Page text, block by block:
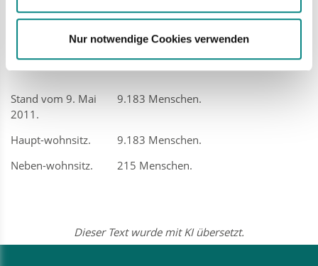
Nur notwendige Cookies verwenden
Prozent.
Andere Flächen.
5 Hektar. Das sind 0,1
Prozent.
Stand vom 9. Mai
2011.
9.183 Menschen.
Haupt-wohnsitz.
9.183 Menschen.
Neben-wohnsitz.
215 Menschen.
Dieser Text wurde mit KI übersetzt.